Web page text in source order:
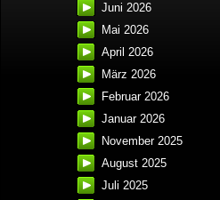
Juni 2026
Mai 2026
April 2026
März 2026
Februar 2026
Januar 2026
November 2025
August 2025
Juli 2025